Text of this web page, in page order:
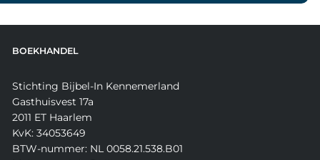
BOEKHANDEL
Stichting Bijbel-In Kennemerland
Gasthuisvest 17a
2011 ET Haarlem
KvK: 34053649
BTW-nummer: NL 0058.21.538.B01